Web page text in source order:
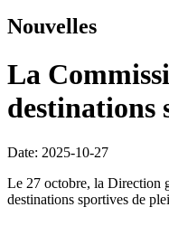
Nouvelles
La
destinations
Date: 2025-10-27
Le 27 octobre, la Direction
destinations sportives de